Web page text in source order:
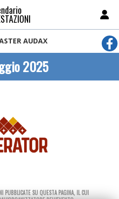
AUDAX
2025
PUBBLICATE SU QUESTA PAGINA, IL CUI